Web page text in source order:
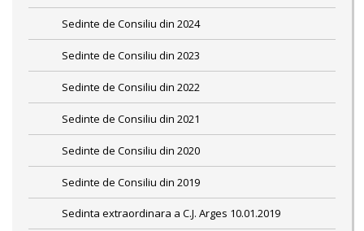
Sedinte de Consiliu din 2024
Sedinte de Consiliu din 2023
Sedinte de Consiliu din 2022
Sedinte de Consiliu din 2021
Sedinte de Consiliu din 2020
Sedinte de Consiliu din 2019
Sedinta extraordinara a C.J. Arges 10.01.2019